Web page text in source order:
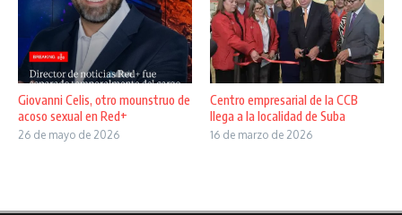
Giovanni Celis, otro mounstruo de
acoso sexual en Red+
26 de mayo de 2026
Centro empresarial de la CCB
llega a la localidad de Suba
16 de marzo de 2026